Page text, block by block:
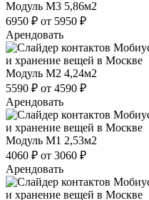
Модуль М3 5,86м2
6950 ₽ от 5950 ₽
Арендовать
Модуль М2 4,24м2
5590 ₽ от 4590 ₽
Арендовать
Модуль М1 2,53м2
4060 ₽ от 3060 ₽
Арендовать